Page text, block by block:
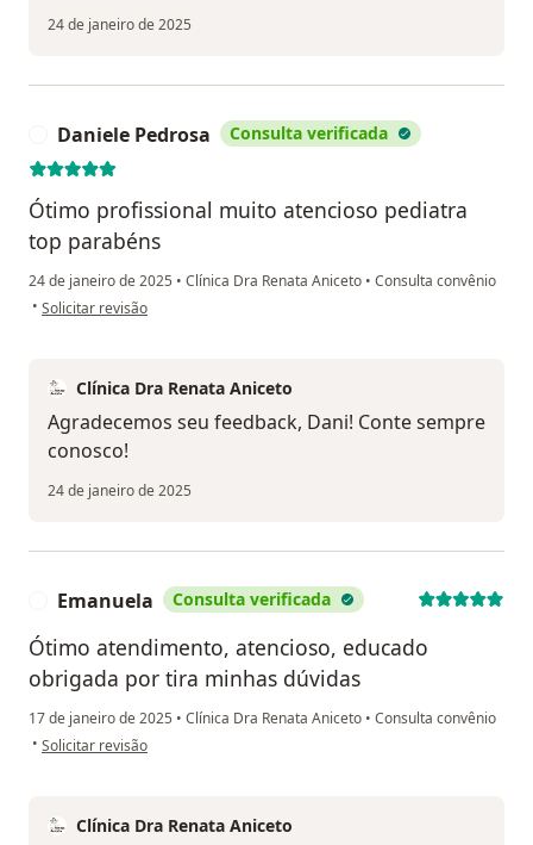
24 de janeiro de 2025
Daniele Pedrosa Consulta verificada
Ótimo profissional muito atencioso pediatra
top parabéns
24 de janeiro de 2025 • Clínica Dra Renata Aniceto • Consulta convênio
• na opinião do utilizador Daniele Pedrosa
Solicitar revisão
Clínica Dra Renata Aniceto
Agradecemos seu feedback, Dani! Conte sempre
conosco!
24 de janeiro de 2025
Emanuela Consulta verificada
Ótimo atendimento, atencioso, educado
obrigada por tira minhas dúvidas
17 de janeiro de 2025 • Clínica Dra Renata Aniceto • Consulta convênio
• na opinião do utilizador Emanuela
Solicitar revisão
Clínica Dra Renata Aniceto